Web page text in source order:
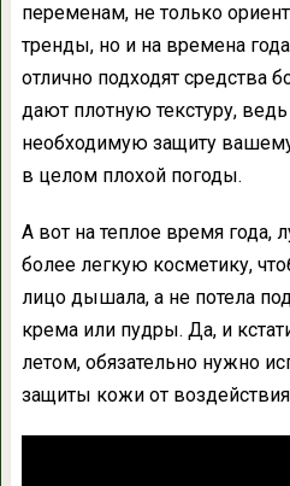
переменам, не только
тренды, но и на времена
отлично подходят средства
дают плотную текстуру,
необходимую защиту
в целом плохой погоды.
А вот на теплое время года,
более легкую косметику,
лицо дышала, а не потела
крема или пудры. Да, и
летом, обязательно нужно
защиты кожи от